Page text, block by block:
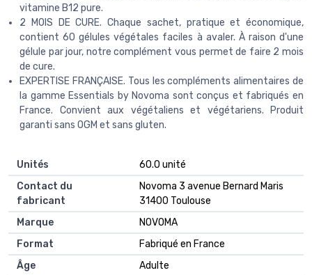
vitamine B12 pure.
2 MOIS DE CURE. Chaque sachet, pratique et économique,
contient 60 gélules végétales faciles à avaler. À raison d'une
gélule par jour, notre complément vous permet de faire 2 mois
de cure.
EXPERTISE FRANÇAISE. Tous les compléments alimentaires de
la gamme Essentials by Novoma sont conçus et fabriqués en
France. Convient aux végétaliens et végétariens. Produit
garanti sans OGM et sans gluten.
Unités
‎60.0 unité
Contact du
fabricant
‎Novoma 3 avenue Bernard Maris
31400 Toulouse
Marque
‎NOVOMA
Format
‎Fabriqué en France
Âge
‎Adulte